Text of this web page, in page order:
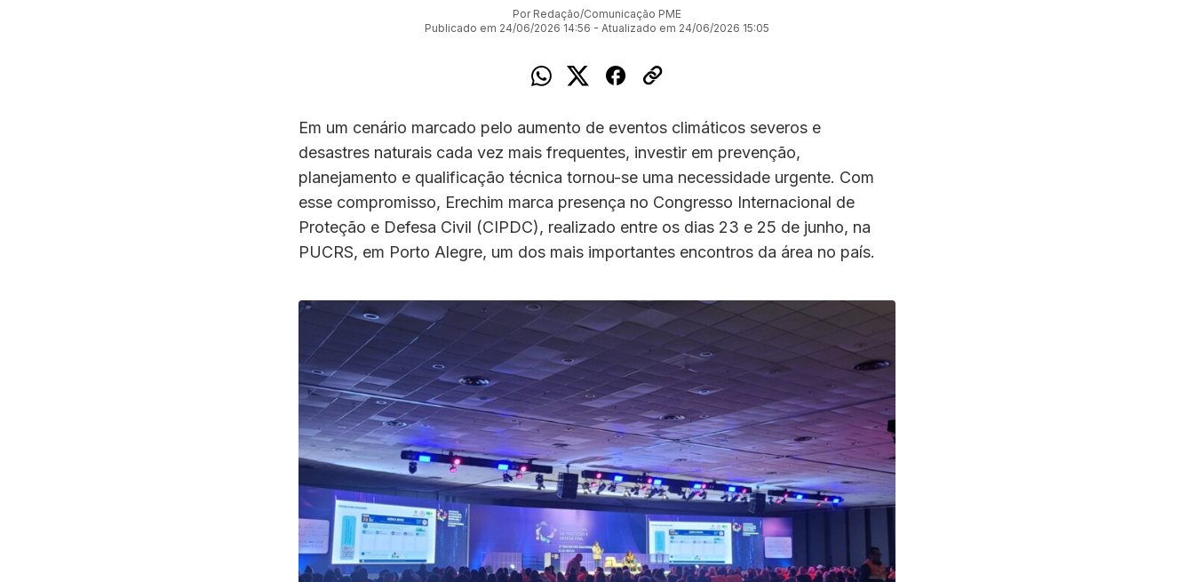
Por Redação/Comunicação PME
Publicado em 24/06/2026 14:56 - Atualizado em 24/06/2026 15:05
Em um cenário marcado pelo aumento de eventos climáticos severos e
desastres naturais cada vez mais frequentes, investir em prevenção,
planejamento e qualificação técnica tornou-se uma necessidade urgente. Com
esse compromisso, Erechim marca presença no Congresso Internacional de
Proteção e Defesa Civil (CIPDC), realizado entre os dias 23 e 25 de junho, na
PUCRS, em Porto Alegre, um dos mais importantes encontros da área no país.